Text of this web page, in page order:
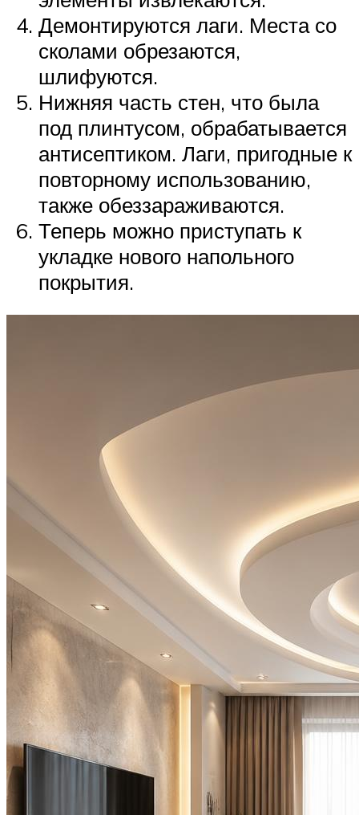
Демонтируются лаги. Места со
сколами обрезаются,
шлифуются.
Нижняя часть стен, что была
под плинтусом, обрабатывается
антисептиком. Лаги, пригодные к
повторному использованию,
также обеззараживаются.
Теперь можно приступать к
укладке нового напольного
покрытия.